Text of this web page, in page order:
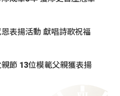
表揚活動 獻唱詩歌祝福
節 13位模範父親獲表揚